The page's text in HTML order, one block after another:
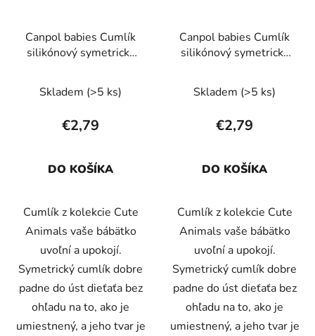
Canpol babies Cumlík
silikónový symetrický
1ks oranžový
Skladem (>5 ks)
€2,79
DO KOŠÍKA
Cumlík z kolekcie Cute
Animals vaše bábätko
uvoľní a upokojí.
Symetrický cumlík dobre
padne do úst dieťaťa bez
ohľadu na to, ako je
umiestnený, a jeho tvar je
Canpol babies Cumlík
silikónový symetrický
1ks ružový
Skladem (>5 ks)
€2,79
DO KOŠÍKA
Cumlík z kolekcie Cute
Animals vaše bábätko
uvoľní a upokojí.
Symetrický cumlík dobre
padne do úst dieťaťa bez
ohľadu na to, ako je
umiestnený, a jeho tvar je